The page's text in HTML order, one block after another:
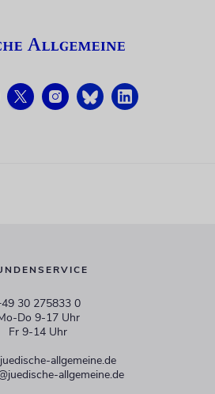
30 275833 0
Do 9-17 Uhr
Fr 9-14 Uhr
allgemeine.de
allgemeine.de